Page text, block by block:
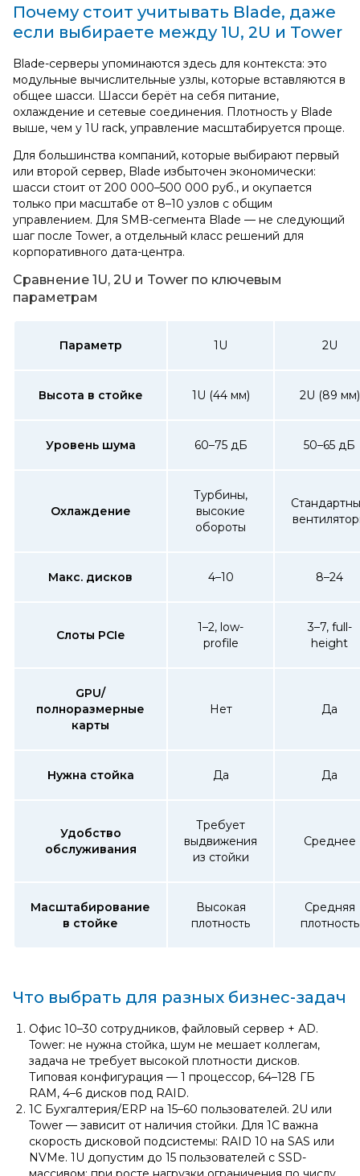
Почему стоит учитывать Blade, даже
если выбираете между 1U, 2U и Tower
Blade‑серверы упоминаются здесь для контекста: это
модульные вычислительные узлы, которые вставляются в
общее шасси. Шасси берёт на себя питание,
охлаждение и сетевые соединения. Плотность у Blade
выше, чем у 1U rack, управление масштабируется проще.
Для большинства компаний, которые выбирают первый
или второй сервер, Blade избыточен экономически:
шасси стоит от 200 000–500 000 руб., и окупается
только при масштабе от 8–10 узлов с общим
управлением. Для SMB-сегмента Blade — не следующий
шаг после Tower, а отдельный класс решений для
корпоративного дата-центра.
Сравнение 1U, 2U и Tower по ключевым
параметрам
Параметр 1U 2U
Высота в стойке 1U (44 мм) 2U (89 мм)
Уровень шума 60–75 дБ 50–65 дБ
Охлаждение
Турбины,
высокие
обороты
Макс. дисков 4–10 8–24
Слоты PCIe
1–2, low-
profile
3–7, full-
height
GPU/
полноразмерные
карты
Нет Да
Нужна стойка Да Да
Удобство
обслуживания
Требует
выдвижения
из стойки
Среднее
Масштабирование
в стойке
Высокая
плотность
Средняя
плотность
Что выбрать для разных бизнес‑задач
Офис 10–30 сотрудников, файловый сервер + AD.
Tower: не нужна стойка, шум не мешает коллегам,
задача не требует высокой плотности дисков.
Типовая конфигурация — 1 процессор, 64–128 ГБ
RAM, 4–6 дисков под RAID.
1С Бухгалтерия/ERP на 15–60 пользователей. 2U или
Tower — зависит от наличия стойки. Для 1С важна
скорость дисковой подсистемы: RAID 10 на SAS или
NVMe. 1U допустим до 15 пользователей с SSD-